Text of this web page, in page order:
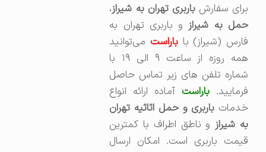
برای سفارشباربری تهران به شیراز،‌
حمل به شیرازو باربری تهران به
فارس (شیراز) باباراستمی‌توانید
همه روزه از ساعت ۹ الی ۱۹ با
شماره تلفن های زیر تماس حاصل
فرمایید.باراستآماده ارائه انواع
خدماتباربری و حمل اثاثیه تهران
به شیرازو ناطق اطراف با کمترین
قیمت باربری است. امکان ارسال